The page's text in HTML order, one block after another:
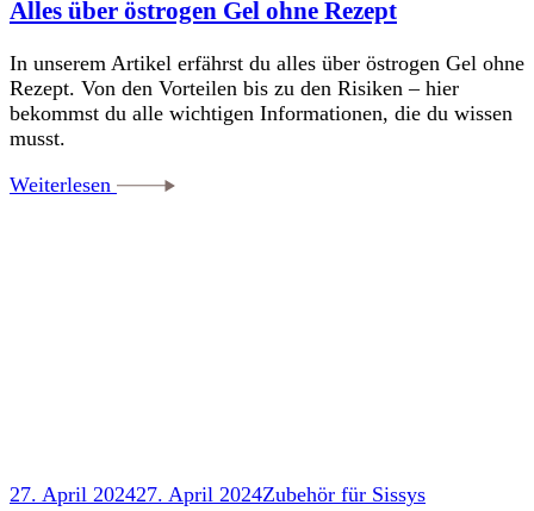
Alles über östrogen Gel ohne Rezept
In unserem Artikel erfährst du alles über östrogen Gel ohne
Rezept. Von den Vorteilen bis zu den Risiken – hier
bekommst du alle wichtigen Informationen, die du wissen
musst.
Weiterlesen
27. April 202427. April 2024Zubehör für Sissys